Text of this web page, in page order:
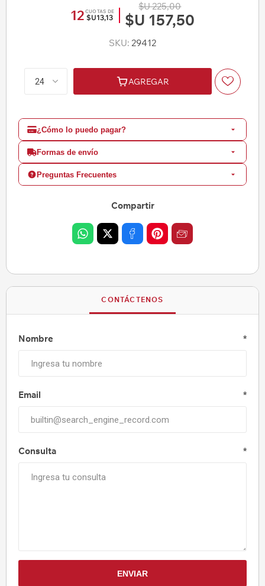
12 CUOTAS DE
$U13,13
$U 225,00
$U 157,50
SKU: 29412
AGREGAR
¿Cómo lo puedo pagar?
Formas de envío
Preguntas Frecuentes
Compartir
CONTÁCTENOS
Nombre *
Email *
Consulta *